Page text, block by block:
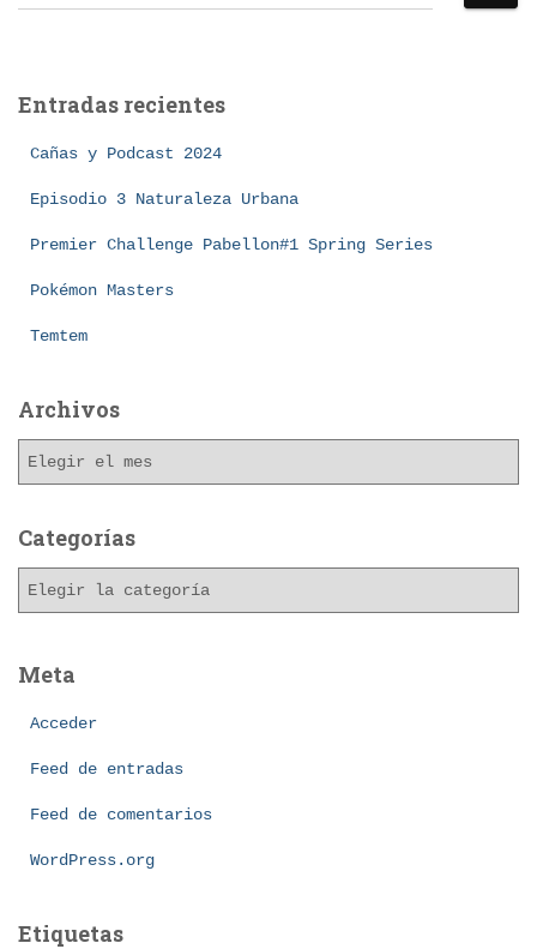
u
r
Entradas recientes
Cañas y Podcast 2024
Episodio 3 Naturaleza Urbana
Premier Challenge Pabellon#1 Spring Series
Pokémon Masters
Temtem
Archivos
h
o
Categorías
g
Meta
Acceder
Feed de entradas
Feed de comentarios
WordPress.org
Etiquetas